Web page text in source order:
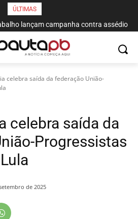
ÚLTIMAS
lançam campanha contra assédio
celebra saída da federação União-
celebra saída da
Progressistas
de 2025